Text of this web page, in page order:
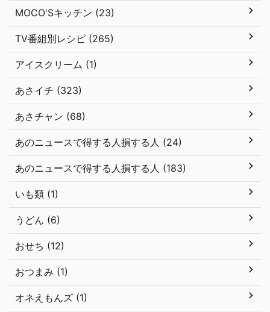
MOCO'Sキッチン (23)
TV番組別レシピ (265)
アイスクリーム (1)
あさイチ (323)
あさチャン (68)
あのニュースで得する人損する人 (24)
あのニュースで得する人損する人 (183)
いも類 (1)
うどん (6)
おせち (12)
おつまみ (1)
オネえもんズ (1)